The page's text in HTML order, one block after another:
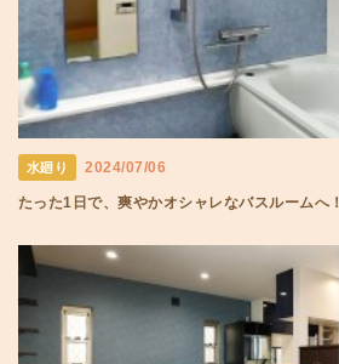
水廻り 2024/07/06
たった1日で、爽やかオシャレなバスルームへ！